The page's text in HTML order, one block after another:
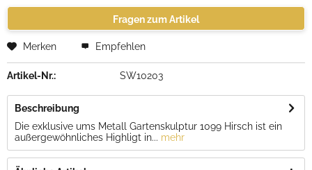
Fragen zum Artikel
Merken Empfehlen
Artikel-Nr.: SW10203
Beschreibung
Die exklusive ums Metall Gartenskulptur 1099 Hirsch ist ein
außergewöhnliches Highligt in... mehr